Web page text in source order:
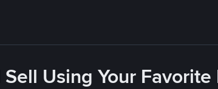
Using Your